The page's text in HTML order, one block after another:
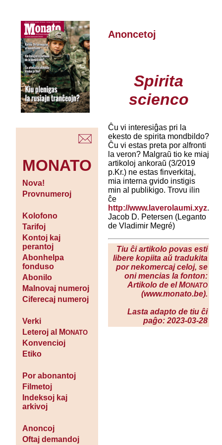
MONATO
Nova!
Provnumeroj
Kolofono
Tarifoj
Kontoj kaj
perantoj
Abonhelpa
fonduso
Abonilo
Malnovaj numeroj
Ciferecaj numeroj
Verki
Leteroj al MONATO
Konvencioj
Etiko
Por abonantoj
Filmetoj
Indeksoj kaj
arkivoj
Anoncoj
Oftaj demandoj
Anoncetoj
Spirita
scienco
Ĉu vi interesiĝas pri la
ekesto de spirita mondbildo?
Ĉu vi estas preta por alfronti
la veron? Malgraŭ tio ke miaj
artikoloj ankoraŭ (3/2019
p.Kr.) ne estas finverkitaj,
mia interna gvido instigis
min al publikigo. Trovu ilin
ĉe
http://www.laverolaumi.xyz.
Jacob D. Petersen (Leganto
de Vladimir Megré)
Tiu ĉi artikolo povas esti
libere kopiita aŭ tradukita
por nekomercaj celoj, se
oni mencias la fonton:
Artikolo de el MONATO
(www.monato.be).
Lasta adapto de tiu ĉi
paĝo: 2023-03-28